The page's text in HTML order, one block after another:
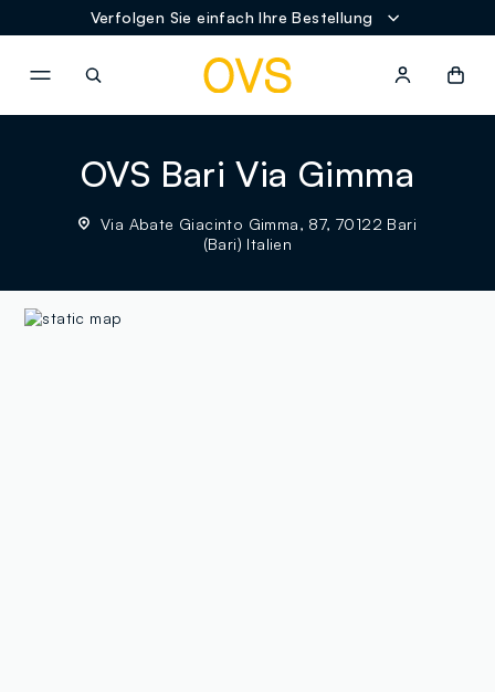
Verfolgen Sie einfach Ihre Bestellung
OVS Bari Via Gimma
Via Abate Giacinto Gimma, 87, 70122 Bari
(Bari) Italien